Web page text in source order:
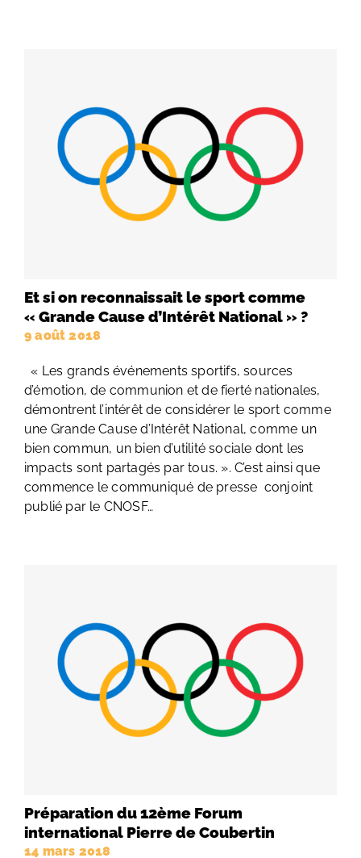
Et si on reconnaissait le sport comme
« Grande Cause d’Intérêt National » ?
9 août 2018
« Les grands événements sportifs, sources
d’émotion, de communion et de fierté nationales,
démontrent l’intérêt de considérer le sport comme
une Grande Cause d’Intérêt National, comme un
bien commun, un bien d’utilité sociale dont les
impacts sont partagés par tous. ». C’est ainsi que
commence le communiqué de presse conjoint
publié par le CNOSF…
Préparation du 12ème Forum
international Pierre de Coubertin
14 mars 2018